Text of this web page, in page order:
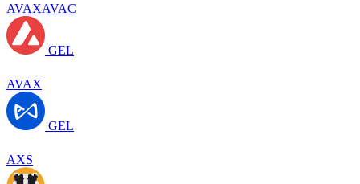
AVAXAVAC
GEL
AVAX
GEL
AXS